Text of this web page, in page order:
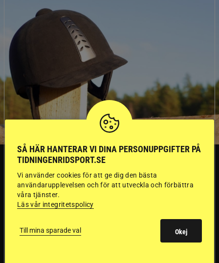
SVERIGE
Dyraste
ridhjälmarna blev
sämst i test
SÅ HÄR HANTERAR VI DINA PERSONUPPGIFTER PÅ
TIDNINGENRIDSPORT.SE
Vi använder cookies för att ge dig den bästa
användarupplevelsen och för att utveckla och förbättra
våra tjänster.
Läs vår integritetspolicy
Till mina sparade val Okej